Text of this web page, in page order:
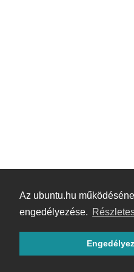
Az ubuntu.hu
engedélyezése.